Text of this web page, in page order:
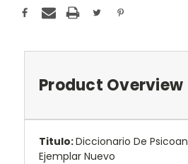
Product Overview
Titulo:Diccionario De
Ejemplar Nuevo